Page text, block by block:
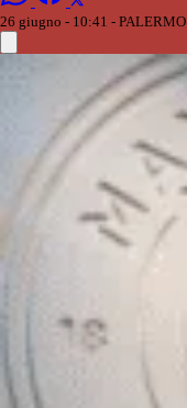
26 giugno - 10:41 - PALERMO